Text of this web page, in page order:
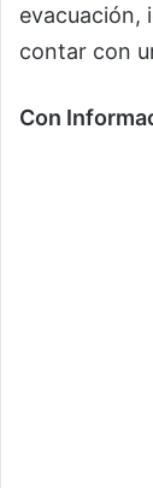
evacuación,
contar con
Con